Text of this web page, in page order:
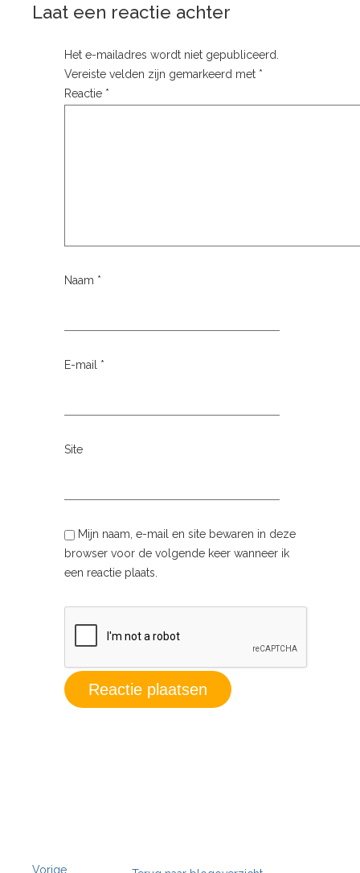
Laat een reactie achter
Het e-mailadres wordt niet gepubliceerd.
Vereiste velden zijn gemarkeerd met *
Reactie *
Naam *
E-mail *
Site
Mijn naam, e-mail en site bewaren in deze
browser voor de volgende keer wanneer ik
een reactie plaats.
Vorige